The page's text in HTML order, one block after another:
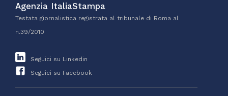
Agenzia ItaliaStampa
Testata giornalistica registrata al tribunale di Roma al
n.39/2010
Seguici su Linkedin
Seguici su Facebook